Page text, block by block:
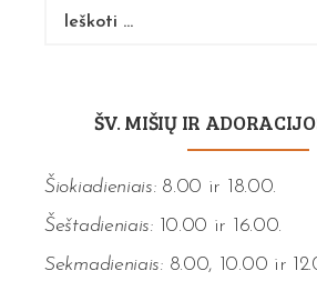
ŠV. MIŠIŲ IR
Šiokiadieniais:8.00 ir 18.00.
Šeštadieniais:10.00 ir 16.00.
Sekmadieniais:8.00, 10.00 ir